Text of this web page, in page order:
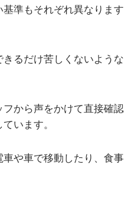
準もそれぞれ異なります
るだけ苦しくないような
フから声をかけて直接確認
います。
や車で移動したり、食事